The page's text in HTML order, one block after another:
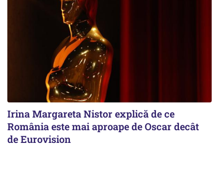
Irina Margareta Nistor explică de ce
România este mai aproape de Oscar decât
de Eurovision